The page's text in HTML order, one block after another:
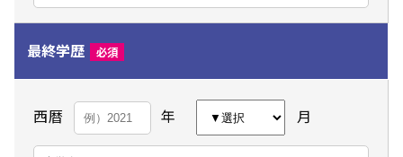
最終学歴 必須
西暦 年 月